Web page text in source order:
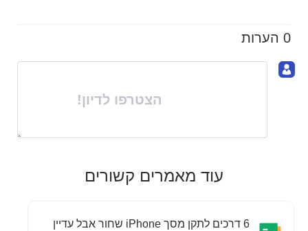
0 הערות
הצטרפו לדיון!
עוד מאמרים קשורים
6 דרכים לתקן מסך iPhone שחור אבל עדיין